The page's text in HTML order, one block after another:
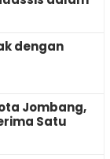
dengan
Jombang,
Satu